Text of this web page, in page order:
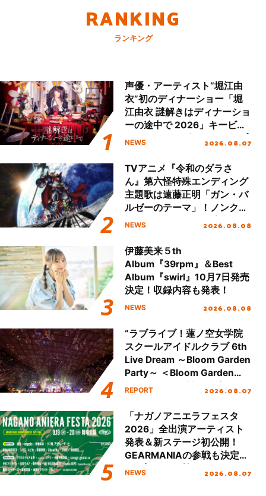
RANKING
ランキング
声優・アーティスト“堀江由
衣”初のディナーショー「堀
江由衣 謎解きはディナーショ
ーの途中で 2026」キービジ
ュアル＆グッズラインナップ
NEWS 2026.08.07
TVアニメ『令和のダラさ
ん』第六怪特殊エンディング
主題歌は遠藤正明「ガン・バ
ルゼーのテーマ」！ノンクレ
ジットエンディング映像も公
NEWS 2026.08.08
伊藤美来５th
Album『39rpm』＆Best
Album『swirl』10月7日発売
決定！収録内容も発表！
NEWS 2026.08.08
“ラブライブ！蓮ノ空女学院
スクールアイドルクラブ 6th
Live Dream ～Bloom Garden
Party～ ＜Bloom Garden
Party Stage／埼玉公演＞”
REPORT 2026.08.07
「ナガノアニエラフェスタ
2026」全出演アーティスト
発表＆新ステージ初公開！
GEARMANIAの参戦も決定
し、初となる第3ステージの
NEWS 2026.08.07